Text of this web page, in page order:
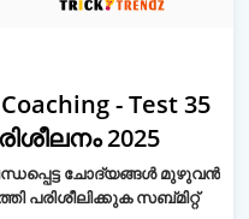
- Test 35
2025
ചോദ്യങ്ങൾ മുഴുവൻ
പരിശീലിക്കുക സബ്മിറ്റ്